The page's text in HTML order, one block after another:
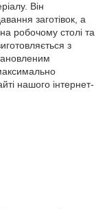
Він
заготівок, а
робочому столі та
з
нашого інтернет-